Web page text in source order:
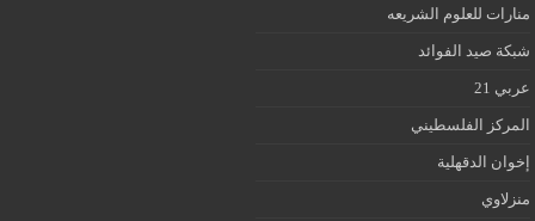
منارات للعلوم الشريعه
شبكة صيد الفوائد
عربي 21
المركز الفلسطيني
إخوان الدقهلية
منزلاوي